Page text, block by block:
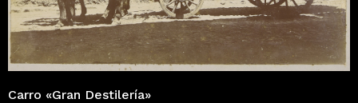
Carro «Gran Destilería»